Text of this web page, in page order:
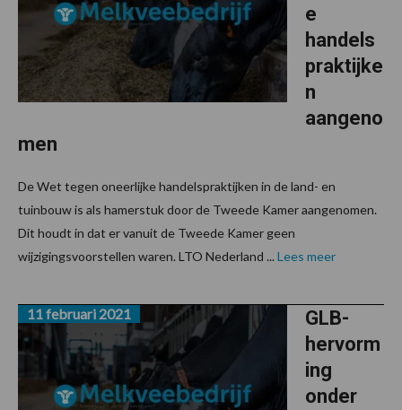
e
handels
praktijke
n
aangeno
men
De Wet tegen oneerlijke handelspraktijken in de land- en
tuinbouw is als hamerstuk door de Tweede Kamer aangenomen.
Dit houdt in dat er vanuit de Tweede Kamer geen
wijzigingsvoorstellen waren. LTO Nederland ... Lees meer
GLB-
hervorm
ing
onder
11 februari 2021